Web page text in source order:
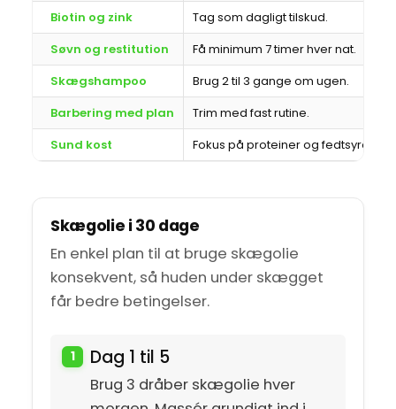
Biotin og zink
Tag som dagligt tilskud.
Søvn og restitution
Få minimum 7 timer hver nat.
Skægshampoo
Brug 2 til 3 gange om ugen.
Barbering med plan
Trim med fast rutine.
Sund kost
Fokus på proteiner og fedtsyrer.
Skægolie i 30 dage
En enkel plan til at bruge skægolie
konsekvent, så huden under skægget
får bedre betingelser.
Dag 1 til 5
Brug 3 dråber skægolie hver